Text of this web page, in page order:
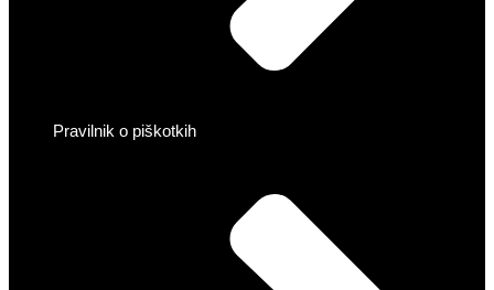
Pravilnik o piškotkih